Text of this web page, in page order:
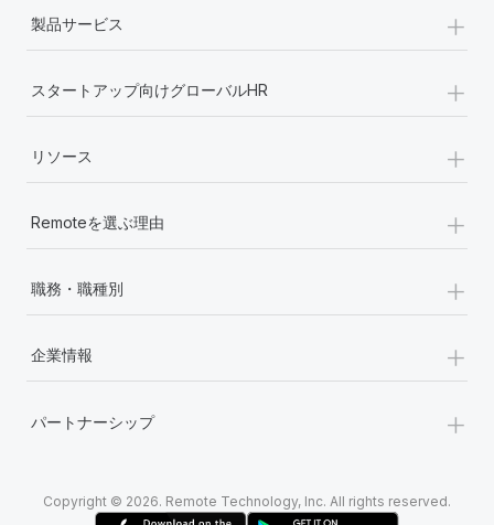
製品サービス +
スタートアップ向けグローバルHR +
リソース +
Remoteを選ぶ理由 +
職務・職種別 +
企業情報 +
パートナーシップ +
Copyright © 2026. Remote Technology, Inc. All rights reserved.